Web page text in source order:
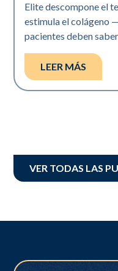
Elite descompone el
estimula el colágeno
pacientes deben
LEER MÁS
VER TODAS LAS